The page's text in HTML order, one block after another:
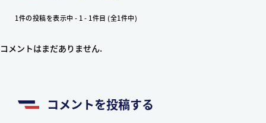
1件の投稿を表示中 - 1 - 1件目 (全1件中)
コメントはまだありません.
コメントを投稿する